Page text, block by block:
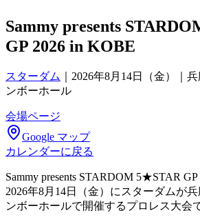
Sammy presents
GP 2026 in KOBE
スターダム
2026年8月14日（金）｜
ンボーホール
会場ページ
Google マップ
カレンダーに戻る
Sammy presents STARDOM 5★STAR GP
2026年8月14日（金）にスターダムが
ンボーホールで開催するプロレス大会